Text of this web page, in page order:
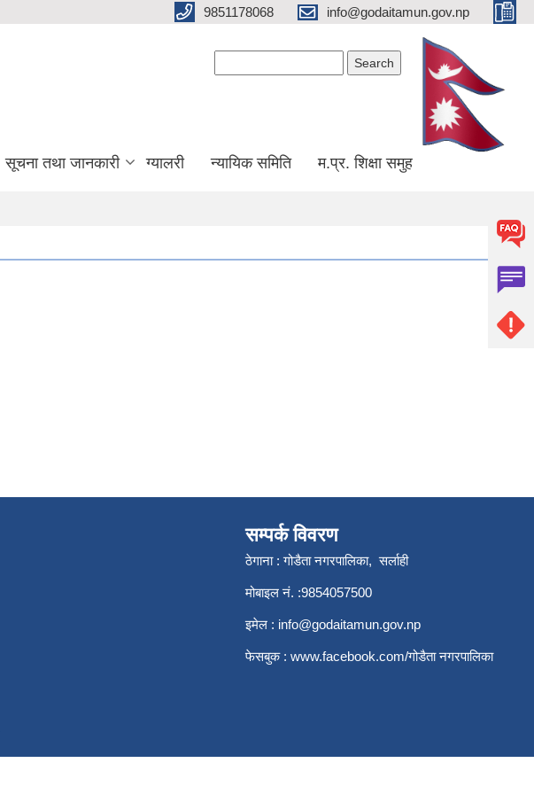
9851178068 info@godaitamun.gov.np
सूचना तथा जानकारी ग्यालरी न्यायिक समिति म.प्र. शिक्षा समुह
सम्पर्क विवरण
ठेगाना : गोडैता नगरपालिका, सर्लाही
मोबाइल नं. :9854057500
इमेल : info@godaitamun.gov.np
फेसबुक : www.facebook.com/गोडैता नगरपालिका